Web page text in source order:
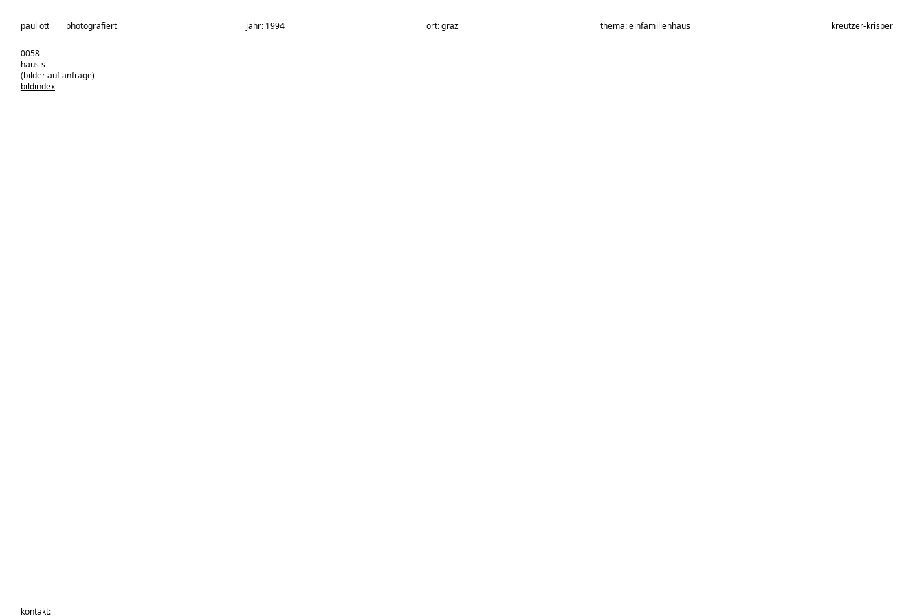
paul ott photografiert jahr: 1994 ort: graz thema: einfamilienhaus
kreutzer-krisper
0058
haus s
(bilder auf anfrage)
bildindex
kontakt: